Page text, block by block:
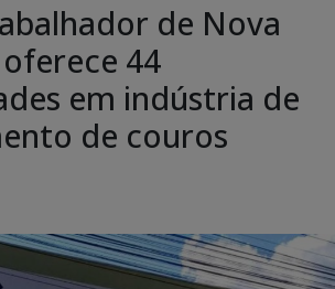
de Nova
44
em indústria de
de couros